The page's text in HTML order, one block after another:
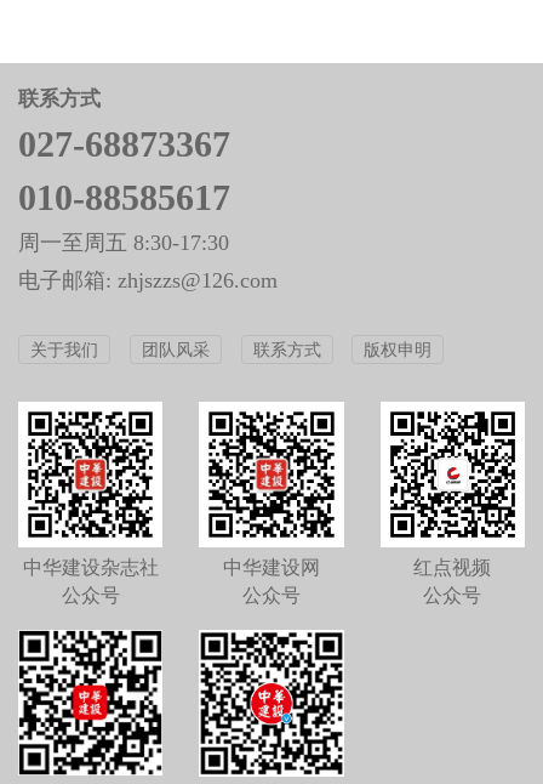
联系方式
027-68873367
010-88585617
周一至周五 8:30-17:30
电子邮箱: zhjszzs@126.com
关于我们 团队风采 联系方式 版权申明
中华建设杂志社
公众号
中华建设网
公众号
红点视频
公众号